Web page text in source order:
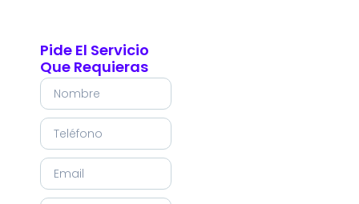
Pide El Servicio
Que Requieras